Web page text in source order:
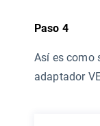
Paso 4
Así es como
adaptador